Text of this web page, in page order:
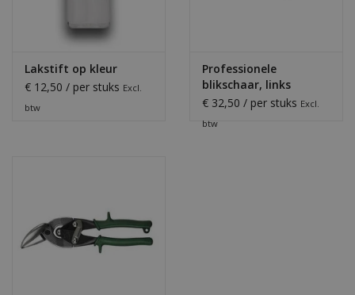
Lakstift op kleur
€ 12,50 / per stuks Excl.
btw
Professionele
blikschaar, links
€ 32,50 / per stuks Excl.
btw